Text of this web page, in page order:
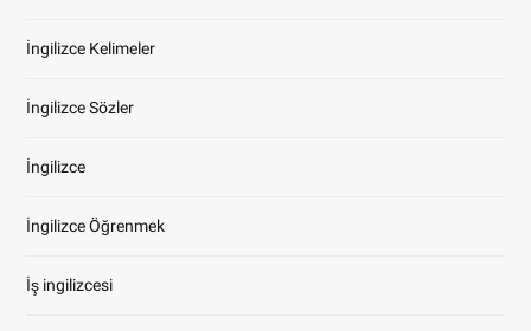
İngilizce Kelimeler
İngilizce Sözler
İngilizce
İngilizce Öğrenmek
İş ingilizcesi